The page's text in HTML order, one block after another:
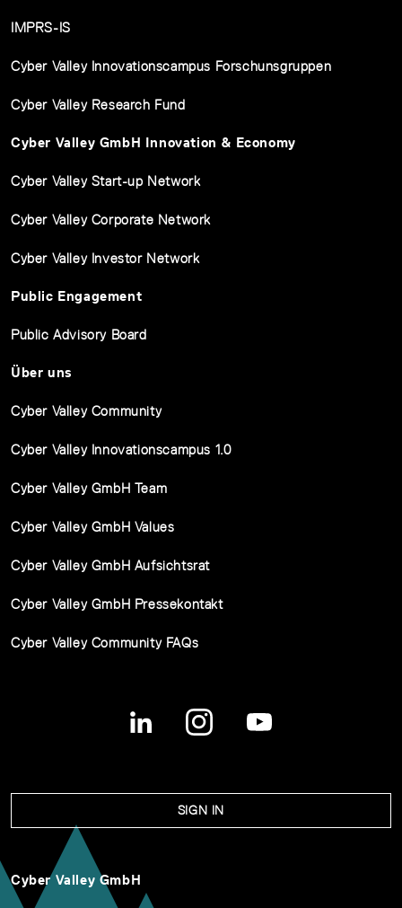
IMPRS-IS
Cyber Valley Innovationscampus Forschunsgruppen
Cyber Valley Research Fund
Cyber Valley GmbH Innovation & Economy
Cyber Valley Start-up Network
Cyber Valley Corporate Network
Cyber Valley Investor Network
Public Engagement
Public Advisory Board
Über uns
Cyber Valley Community
Cyber Valley Innovationscampus 1.0
Cyber Valley GmbH Team
Cyber Valley GmbH Values
Cyber Valley GmbH Aufsichtsrat
Cyber Valley GmbH Pressekontakt
Cyber Valley Community FAQs
SIGN IN
Cyber Valley GmbH